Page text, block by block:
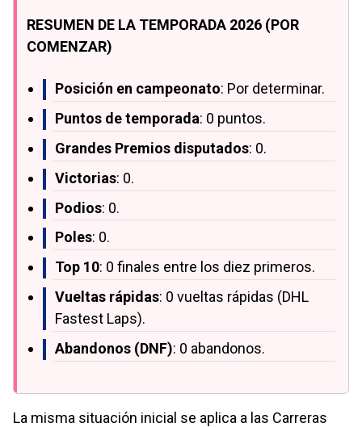
RESUMEN DE LA TEMPORADA 2026 (POR
COMENZAR)
Posición en campeonato: Por determinar.
Puntos de temporada: 0 puntos.
Grandes Premios disputados: 0.
Victorias: 0.
Podios: 0.
Poles: 0.
Top 10: 0 finales entre los diez primeros.
Vueltas rápidas: 0 vueltas rápidas (DHL
Fastest Laps).
Abandonos (DNF): 0 abandonos.
La misma situación inicial se aplica a las Carreras